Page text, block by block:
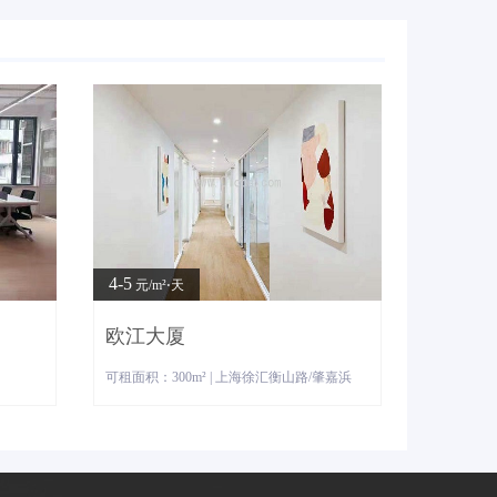
4-5 元/m²⋅天
欧江大厦
可租面积：300m² | 上海徐汇衡山路/肇嘉浜